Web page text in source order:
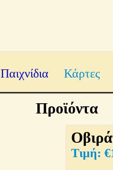
Παιχνίδια Κάρτες
Προϊόντα
€